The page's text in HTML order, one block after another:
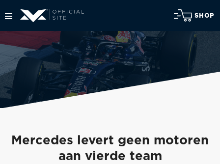
SHOP
Mercedes levert geen motoren
aan vierde team